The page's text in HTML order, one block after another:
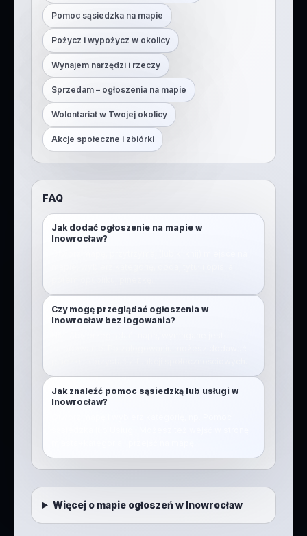
Pomoc sąsiedzka na mapie
Pożycz i wypożycz w okolicy
Wynajem narzędzi i rzeczy
Sprzedam – ogłoszenia na mapie
Wolontariat w Twojej okolicy
Akcje społeczne i zbiórki
FAQ
Jak dodać ogłoszenie na mapie w
Inowrocław?
Czy mogę przeglądać ogłoszenia w
Inowrocław bez logowania?
Jak znaleźć pomoc sąsiedzką lub usługi w
Inowrocław?
Więcej o mapie ogłoszeń w Inowrocław